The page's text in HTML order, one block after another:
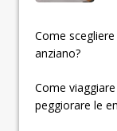
­­­­­Come
anziano?
Come
peggiorare le